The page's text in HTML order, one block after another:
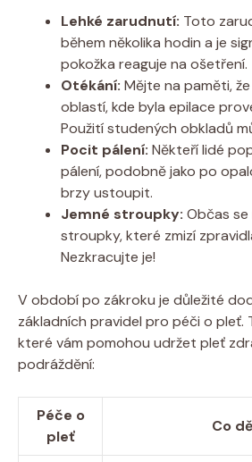
Lehké zarudnutí: Toto
během několika hodin a je
pokožka reaguje na ošetření.
Otékání: Mějte na paměti,
oblastí, kde byla epilace
Použití studených obkladů
Pocit pálení: Někteří lidé
pálení, podobně jako po
brzy ustoupit.
Jemné stroupky: Občas
stroupky, které zmizí
Nezkracujte je!
V období po zákroku je důležité
základních pravidel pro péči o pleť.
které vám pomohou udržet pleť
podráždění:
Péče o
pleť
Co